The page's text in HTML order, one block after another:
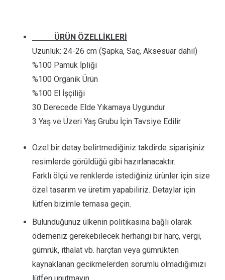
ÜRÜN ÖZELLİKLERİ
Uzunluk: 24-26 cm (Şapka, Saç, Aksesuar dahil)
%100 Pamuk İpliği
%100 Organik Ürün
%100 El İşçiliği
30 Derecede Elde Yıkamaya Uygundur
3 Yaş ve Üzeri Yaş Grubu İçin Tavsiye Edilir
Özel bir detay belirtmediğiniz takdirde siparişiniz
resimlerde görüldüğü gibi hazırlanacaktır.
Farklı ölçü ve renklerde istediğiniz ürünler için size
özel tasarım ve üretim yapabiliriz. Detaylar için
lütfen bizimle temasa geçin.
Bulunduğunuz ülkenin politikasına bağlı olarak
ödemeniz gerekebilecek herhangi bir harç, vergi,
gümrük, ithalat vb. harçtan veya gümrükten
kaynaklanan gecikmelerden sorumlu olmadığımızı
lütfen unutmayın.